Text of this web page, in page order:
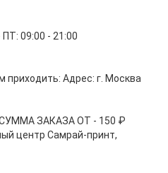
ПТ: 09:00 - 21:00
приходить: Адрес: г. Москва
ЗАКАЗА ОТ - 150 ₽
центр Самрай-принт,